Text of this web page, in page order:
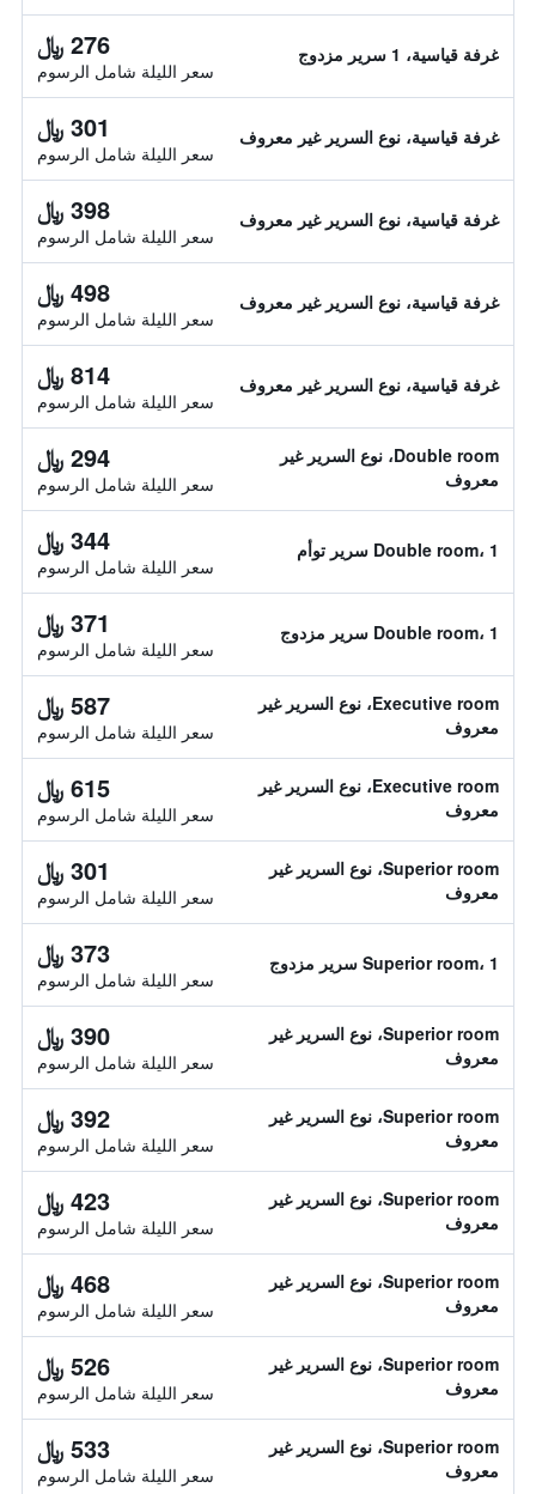
غرفة قياسية، 1 سرير مزدوج 276 ﷼
سعر الليلة شامل الرسوم
غرفة قياسية، نوع السرير غير معروف 301 ﷼
سعر الليلة شامل الرسوم
غرفة قياسية، نوع السرير غير معروف 398 ﷼
سعر الليلة شامل الرسوم
غرفة قياسية، نوع السرير غير معروف 498 ﷼
سعر الليلة شامل الرسوم
غرفة قياسية، نوع السرير غير معروف 814 ﷼
سعر الليلة شامل الرسوم
Double room، نوع السرير غير
معروف
294 ﷼
سعر الليلة شامل الرسوم
Double room، 1 سرير توأم 344 ﷼
سعر الليلة شامل الرسوم
Double room، 1 سرير مزدوج 371 ﷼
سعر الليلة شامل الرسوم
Executive room، نوع السرير غير
معروف
587 ﷼
سعر الليلة شامل الرسوم
Executive room، نوع السرير غير
معروف
615 ﷼
سعر الليلة شامل الرسوم
Superior room، نوع السرير غير
معروف
301 ﷼
سعر الليلة شامل الرسوم
Superior room، 1 سرير مزدوج 373 ﷼
سعر الليلة شامل الرسوم
Superior room، نوع السرير غير
معروف
390 ﷼
سعر الليلة شامل الرسوم
Superior room، نوع السرير غير
معروف
392 ﷼
سعر الليلة شامل الرسوم
Superior room، نوع السرير غير
معروف
423 ﷼
سعر الليلة شامل الرسوم
Superior room، نوع السرير غير
معروف
468 ﷼
سعر الليلة شامل الرسوم
Superior room، نوع السرير غير
معروف
526 ﷼
سعر الليلة شامل الرسوم
Superior room، نوع السرير غير
معروف
533 ﷼
سعر الليلة شامل الرسوم